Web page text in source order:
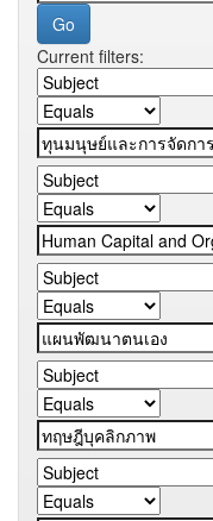
Current filters: